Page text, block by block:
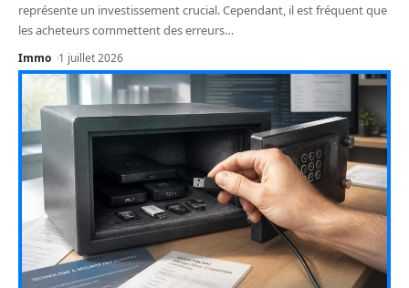
représente un investissement crucial. Cependant, il est fréquent que
les acheteurs commettent des erreurs…
Immo 1 juillet 2026